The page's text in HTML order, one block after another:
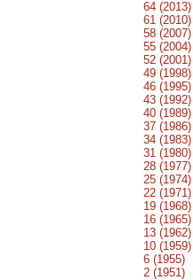
64 (2013)
61 (2010)
58 (2007)
55 (2004)
52 (2001)
49 (1998)
46 (1995)
43 (1992)
40 (1989)
37 (1986)
34 (1983)
31 (1980)
28 (1977)
25 (1974)
22 (1971)
19 (1968)
16 (1965)
13 (1962)
10 (1959)
6 (1955)
2 (1951)